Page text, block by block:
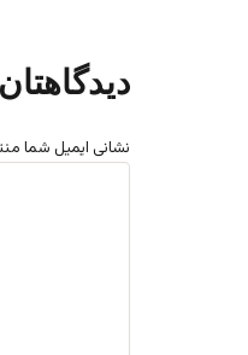
نشانی ایمیل شما